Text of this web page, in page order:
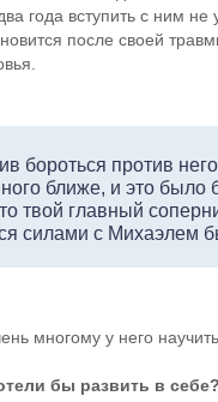
года вступить с ним
после своей
бороться против
ближе, и это было
твой главный
силами с Михаэлем
многому у него
бы развить в себе?